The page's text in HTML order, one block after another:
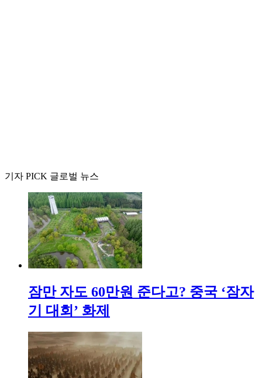
기자 PICK 글로벌 뉴스
잠만 자도 60만원 준다고? 중국 ‘잠자
기 대회’ 화제